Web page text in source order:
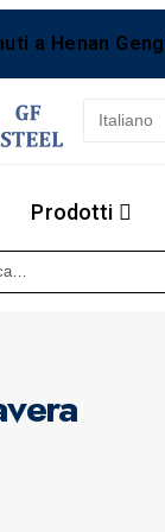
a Henan
Prodotti